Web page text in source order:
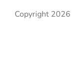
Copyright 2026